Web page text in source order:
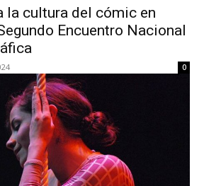
la cultura del cómic en
Encuentro Nacional
0